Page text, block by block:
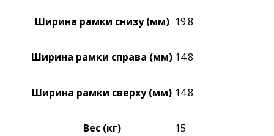
Ширина рамки снизу (мм) 19.8
Ширина рамки справа (мм) 14.8
Ширина рамки сверху (мм) 14.8
Вес (кг)
15